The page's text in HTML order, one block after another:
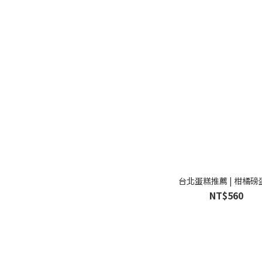
台北蛋糕推薦 | 柑橘磅
NT$560